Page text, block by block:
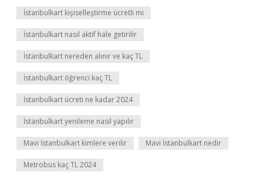
İstanbulkart kişiselleştirme ücretli mi
İstanbulkart nasıl aktif hale getirilir
İstanbulkart nereden alınır ve kaç TL
İstanbulkart öğrenci kaç TL
İstanbulkart ücreti ne kadar 2024
İstanbulkart yenileme nasıl yapılır
Mavi İstanbulkart kimlere verilir Mavi İstanbulkart nedir
Metrobüs kaç TL 2024